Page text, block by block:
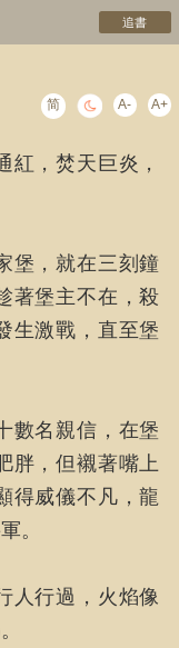
追書
简 A- A+
紅，焚天巨炎，
堡，就在三刻鐘
著堡主不在，殺
生激戰，直至堡
數名親信，在堡
胖，但襯著嘴上
得威儀不凡，龍
。
人行過，火焰像